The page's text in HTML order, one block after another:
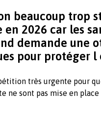
beaucoup trop
2026 car les
demande une
pour protéger l
très urgente pour
ne sont pas mise en place